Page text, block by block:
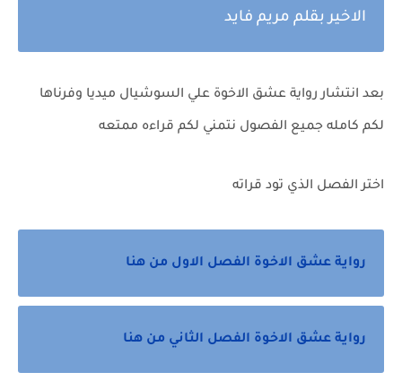
الاخير بقلم مريم فايد
بعد انتشار رواية عشق الاخوة علي السوشيال ميديا وفرناها
لكم كامله جميع الفصول نتمني لكم قراءه ممتعه
اختر الفصل الذي تود قراته
رواية عشق الاخوة الفصل الاول من هنا
رواية عشق الاخوة الفصل الثاني من هنا